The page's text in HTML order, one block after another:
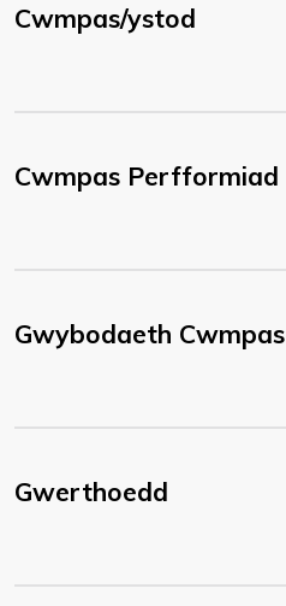
Cwmpas/ystod
Cwmpas Perfformiad
Gwybodaeth Cwmpas
Gwerthoedd